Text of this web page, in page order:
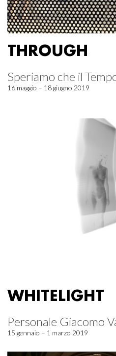
THROUGH
Speriamo che il
16 maggio – 18 giugno 2019
WHITELIGHT
Personale Giacomo
15 gennaio – 1 marzo 2019